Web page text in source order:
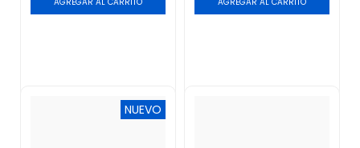
NUEVO